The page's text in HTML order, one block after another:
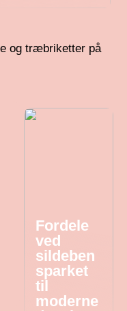
og træbriketter på
Fordele
ved
sildeben
sparket
til
moderne